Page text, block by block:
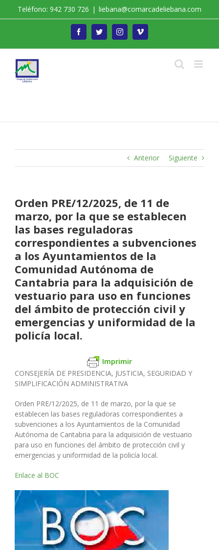
Teléfono: 942 730 726 | liebana@comarcadeliebana.com
FacebookTwitterInstagramVimeo
Anterior Siguiente
Orden PRE/12/2025, de 11 de
marzo, por la que se establecen
las bases reguladoras
correspondientes a subvenciones
a los Ayuntamientos de la
Comunidad Autónoma de
Cantabria para la adquisición de
vestuario para uso en funciones
del ámbito de protección civil y
emergencias y uniformidad de la
policía local.
Imprimir
CONSEJERÍA DE PRESIDENCIA, JUSTICIA, SEGURIDAD Y
SIMPLIFICACIÓN ADMINISTRATIVA
Orden PRE/12/2025, de 11 de marzo, por la que se
establecen las bases reguladoras correspondientes a
subvenciones a los Ayuntamientos de la Comunidad
Autónoma de Cantabria para la adquisición de vestuario
para uso en funciones del ámbito de protección civil y
emergencias y uniformidad de la policía local.
Enlace al BOC